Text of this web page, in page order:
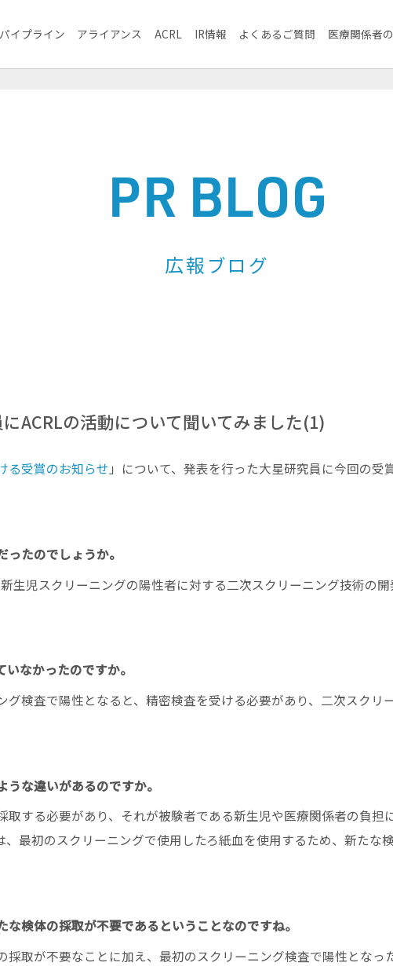
パイプライン アライアンス ACRL IR情報 よくあるご質問 医療関係者
PR BLOG
広報ブログ
ACRLの活動について聞いてみました(1)
る受賞のお知らせ 」について、発表を行った大星研究員に今回の受
たのでしょうか。
生児スクリーニングの陽性者に対する二次スクリーニング技術の開
なかったのですか。
検査で陽性となると、精密検査を受ける必要があり、二次スクリ
な違いがあるのですか。
する必要があり、それが被験者である新生児や医療関係者の負担
最初のスクリーニングで使用したろ紙血を使用するため、新たな検
検体の採取が不要であるということなのですね。
取が不要なことに加え、最初のスクリーニング検査で陽性となっ